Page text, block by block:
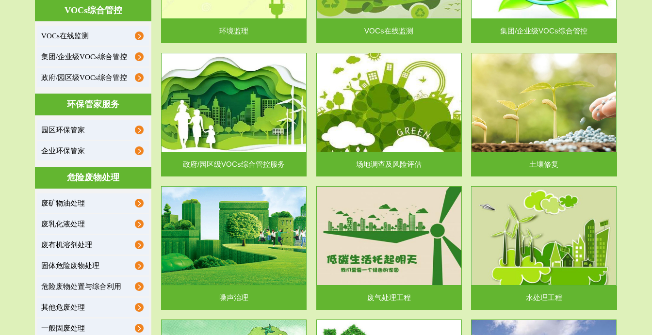
VOCs综合管控
VOCs在线监测
集团/企业级VOCs综合管控
政府/园区级VOCs综合管控
环保管家服务
园区环保管家
企业环保管家
危险废物处理
废矿物油处理
废乳化液处理
废有机溶剂处理
固体危险废物处理
危险废物处置与综合利用
其他危废处理
一般固废处理
收监管的重要辅助...
环境监理
机废气净化率达...
VOCs在线监测
监测估算出排放量。企业...
集团/企业级VOCs综合管控
政府/园区级VOCs综合管控服务
根据《石化行业挥发性有机物综合整治方案》文
政府/园区级VOCs综合管控服务
服务范围
场地调查及风险评估
受政府或企业委托，对于拟关停搬迁和拟变更土
地利用方式或者土地使...
场地调查及风险评估
服务范围
土壤修复
土壤修复
服务范围
噪声治理
噪声治理
服务范围
废气处理工程
废气处理工程
服务范围
水处理工程
水处理工程